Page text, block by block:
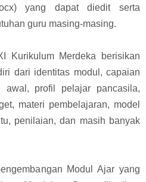
yang dapat diedit serta
guru masing-masing.
Kurikulum Merdeka berisikan
dari identitas modul, capaian
awal, profil pelajar pancasila,
materi pembelajaran, model
penilaian, dan masih banyak
Modul Ajar yang